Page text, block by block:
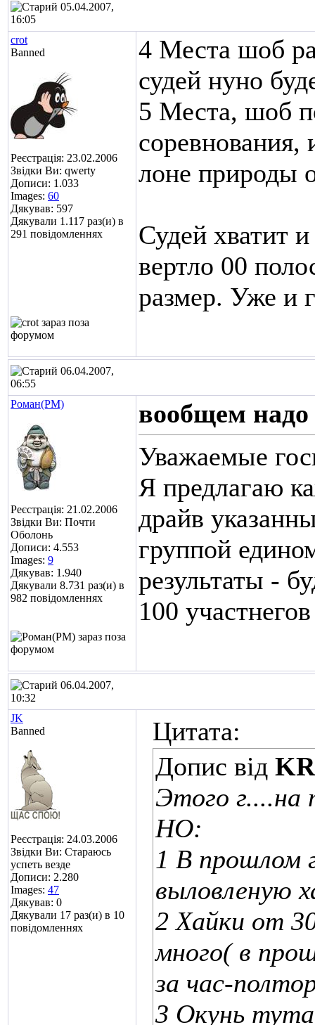
05.04.2007,
16:05
crot
Banned
Реєстрація: 23.02.2006
Звідки Ви: qwerty
Дописи: 1.033
Images: 60
Дякував: 597
Дякували 1.117 раз(и) в
291 повідомленнях
4 Места шоб
судей нуно
5 Места, шоб
соревнования,
лоне природы
Судей хватит
вертло 00
размер. Уже и
06.04.2007,
06:55
Роман(РМ)
Реєстрація: 21.02.2006
Звідки Ви: Почти
Оболонь
Дописи: 4.553
Images: 9
Дякував: 1.940
Дякували 8.731 раз(и) в
982 повідомленнях
вообщем надо
Уважаемые
Я предлагаю
драйв
группой
результаты -
100
06.04.2007,
10:32
JK
Banned
Реєстрація: 24.03.2006
Звідки Ви: Стараюсь
успеть везде
Дописи: 2.280
Images: 47
Дякував: 0
Дякували 17 раз(и) в 10
повідомленнях
Цитата:
Допис від
Этого г....на
НО:
1 В прошлом
выловленую
2 Хайки от
много( в
за час-
3 Окунь